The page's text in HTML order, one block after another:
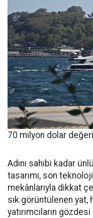
70 milyon dolar
Adını sahibi kadar
tasarımı, son
mekânlarıyla dikkat
sık görüntülenen yat,
yatırımcıların